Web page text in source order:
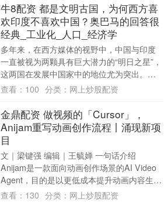
牛8配资 都是文明古国，为何西方喜
欢印度不喜欢中国？奥巴马的回答很
经典_工业化_人口_经济学
多年来，在西方媒体的视野中，中国与印度
一直被视为两颗具有巨大潜力的“明日之星”，
这两国在发展中国家中的地位尤为突出。尤
其在过去一段时间内，关于“龙象之争”的话
查看： 100 分类： 网上炒股配资
金鼎配资 做视频的「Cursor」，
Anijam重写动画创作流程丨涌现新项
目
文｜梁键强 编辑｜王毓婵 一句话介绍
Anijam是一款面向动画创作场景的AI Video
Agent，目的是以更低成本提升动画内容生产
效率。用户只需输入自然语....
查看： 130 分类： 网上炒股配资